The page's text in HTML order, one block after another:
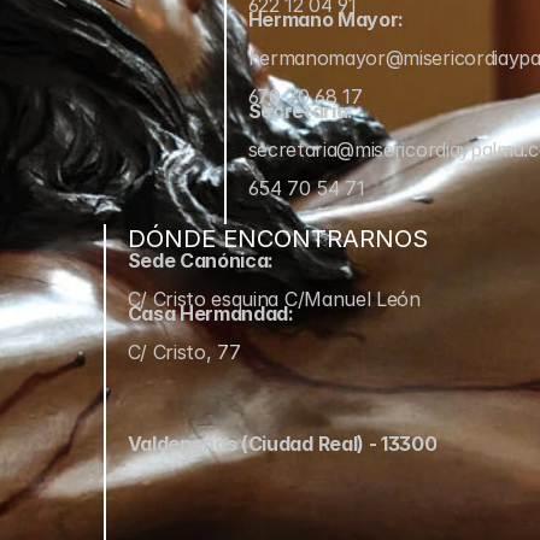
622 12 04 91
Hermano Mayor:
670 70 68 17
Secretaría:
654 70 54 71
DÓNDE ENCONTRARNOS
Sede Canónica:
C/ Cristo esquina C/Manuel León
Casa Hermandad:
C/ Cristo, 77
Valdepeñas (Ciudad Real) - 13300